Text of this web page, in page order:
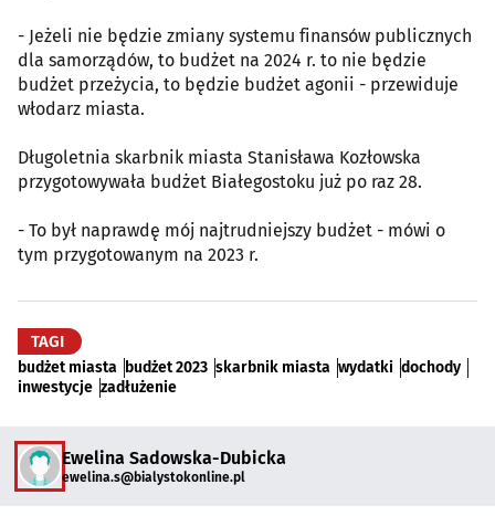
- Jeżeli nie będzie zmiany systemu finansów publicznych
dla samorządów, to budżet na 2024 r. to nie będzie
budżet przeżycia, to będzie budżet agonii - przewiduje
włodarz miasta.
Długoletnia skarbnik miasta Stanisława Kozłowska
przygotowywała budżet Białegostoku już po raz 28.
- To był naprawdę mój najtrudniejszy budżet - mówi o
tym przygotowanym na 2023 r.
TAGI
budżet miasta budżet 2023 skarbnik miasta wydatki dochody
inwestycje zadłużenie
Ewelina Sadowska-Dubicka
ewelina.s@bialystokonline.pl